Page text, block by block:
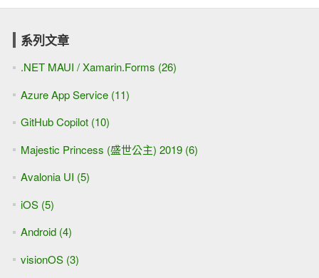
系列文章
.NET MAUI / Xamarin.Forms (26)
Azure App Service (11)
GitHub Copilot (10)
Majestic Princess (盛世公主) 2019 (6)
Avalonia UI (5)
iOS (5)
Android (4)
visionOS (3)